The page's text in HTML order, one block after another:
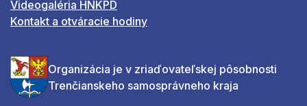
Videogaléria HNKPD
Kontakt a otváracie hodiny
Organizácia je v zriaďovateľskej pôsobnosti
Trenčianskeho samosprávneho kraja